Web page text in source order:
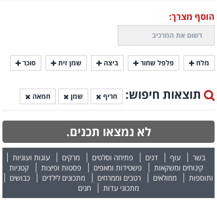
הוסף מצרך:
מלח פלפל שחור ביצה שמן זית סוכר
תוצאות חיפוש: חריף שמן חמאה
לא נמצאו תכנים.
בשר עוף דגים פתיחה וסלטים מרקים
עוגות ועוגיות
קינוחים ומשקאות
פשטידות ומאפים פסטות ופיצות
קטניות
ותוספות
ממולאים רטבים וממרחים מתכונים לילדים
כבושים
מתכוני עדות
חגים